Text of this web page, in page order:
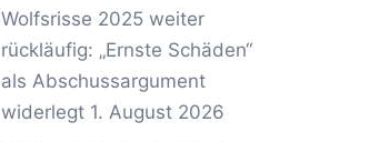
Wolfsrisse 2025 weiter
rückläufig: „Ernste Schäden“
als Abschussargument
widerlegt 1. August 2026